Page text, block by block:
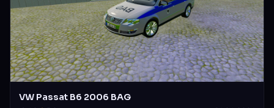
VW Passat B6 2006 BAG